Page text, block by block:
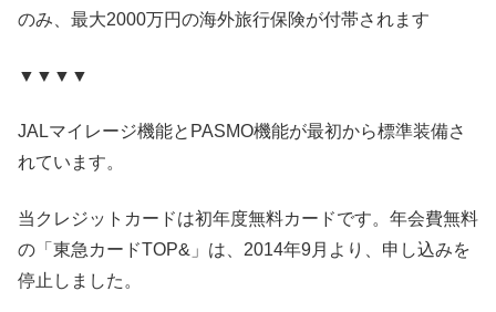
のみ、最大2000万円の海外旅行保険が付帯されます
▼▼▼▼
JALマイレージ機能とPASMO機能が最初から標準装備さ
れています。
当クレジットカードは初年度無料カードです。年会費無料
の「東急カードTOP&」は、2014年9月より、申し込みを
停止しました。